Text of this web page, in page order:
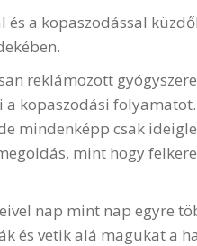
a kopaszodással
reklámozott
kopaszodási
mindenképp csak
mint hogy
nap mint nap egyre
és vetik alá magukat a